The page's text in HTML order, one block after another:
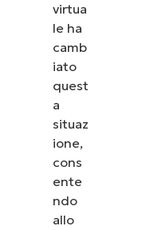
virtua
le ha
camb
iato
quest
a
situaz
ione,
cons
ente
ndo
allo